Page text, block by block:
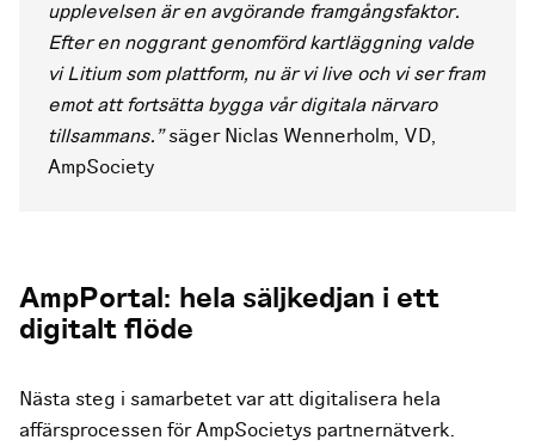
upplevelsen är en avgörande framgångsfaktor.
Efter en noggrant genomförd kartläggning valde
vi Litium som plattform, nu är vi live och vi ser fram
emot att fortsätta bygga vår digitala närvaro
tillsammans."säger Niclas Wennerholm, VD,
AmpSociety
AmpPortal: hela säljkedjan i ett
digitalt flöde
Nästa steg i samarbetet var att digitalisera hela
affärsprocessen för AmpSocietys partnernätverk.